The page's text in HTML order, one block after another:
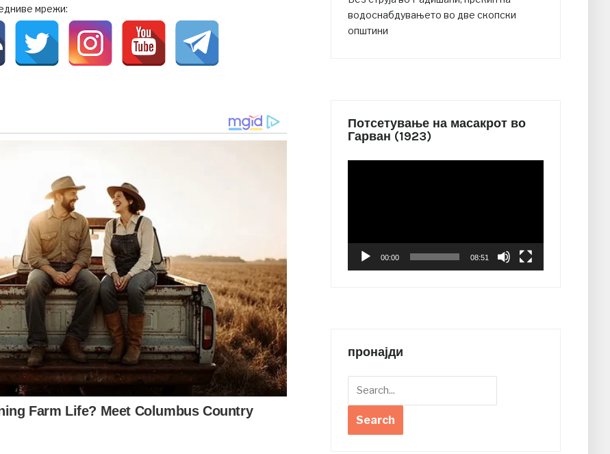
мрежи:
водоснабдувањето во две скопски
општини
Потсетување на масакрот во
Гарван (1923)
00:00 08:51
пронајди